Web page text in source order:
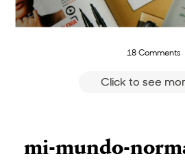
18 Comments
Click to see
mi-mundo-